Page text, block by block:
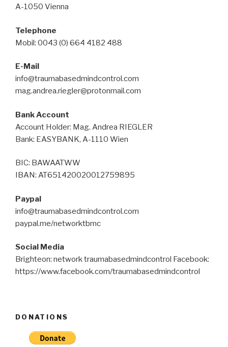
A-1050 Vienna
Telephone
Mobil: 0043 (0) 664 4182 488
E-Mail
info@traumabasedmindcontrol.com
mag.andrea.riegler@protonmail.com
Bank Account
Account Holder: Mag. Andrea RIEGLER
Bank: EASYBANK, A-1110 Wien
BIC: BAWAATWW
IBAN: AT651420020012759895
Paypal
info@traumabasedmindcontrol.com
paypal.me/networktbmc
Social Media
Brighteon: network traumabasedmindcontrol Facebook:
https://www.facebook.com/traumabasedmindcontrol
DONATIONS